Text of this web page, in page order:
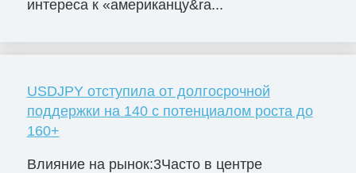
интереса к «американцу&ra...
USDJPY отступила от долгосрочной
поддержки на 140 с потенциалом роста до
160+
Влияние на рынок:3Часто в центре